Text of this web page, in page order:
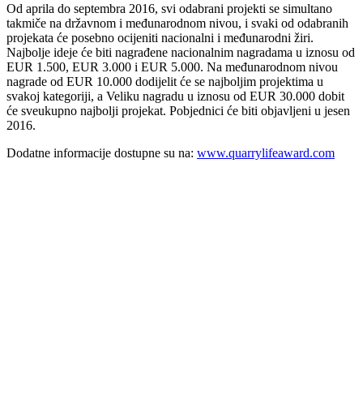
Od aprila do septembra 2016, svi odabrani projekti se simultano
takmiče na državnom i međunarodnom nivou, i svaki od odabranih
projekata će posebno ocijeniti nacionalni i međunarodni žiri.
Najbolje ideje će biti nagrađene nacionalnim nagradama u iznosu od
EUR 1.500, EUR 3.000 i EUR 5.000. Na međunarodnom nivou
nagrade od EUR 10.000 dodijelit će se najboljim projektima u
svakoj kategoriji, a Veliku nagradu u iznosu od EUR 30.000 dobit
će sveukupno najbolji projekat. Pobjednici će biti objavljeni u jesen
2016.
Dodatne informacije dostupne su na: www.quarrylifeaward.com